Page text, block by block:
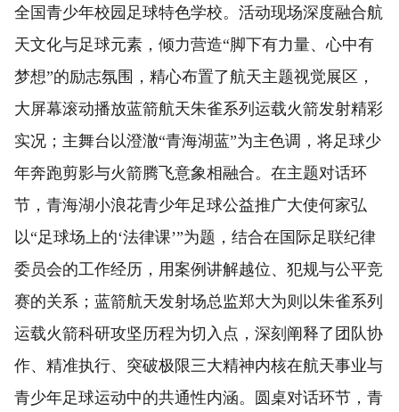
全国青少年校园足球特色学校。活动现场深度融合航
天文化与足球元素，倾力营造“脚下有力量、心中有
梦想”的励志氛围，精心布置了航天主题视觉展区，
大屏幕滚动播放蓝箭航天朱雀系列运载火箭发射精彩
实况；主舞台以澄澈“青海湖蓝”为主色调，将足球少
年奔跑剪影与火箭腾飞意象相融合。在主题对话环
节，青海湖小浪花青少年足球公益推广大使何家弘
以“足球场上的‘法律课’”为题，结合在国际足联纪律
委员会的工作经历，用案例讲解越位、犯规与公平竞
赛的关系；蓝箭航天发射场总监郑大为则以朱雀系列
运载火箭科研攻坚历程为切入点，深刻阐释了团队协
作、精准执行、突破极限三大精神内核在航天事业与
青少年足球运动中的共通性内涵。圆桌对话环节，青